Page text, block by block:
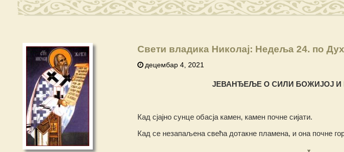
Свети владика Николај: Недеља 24. по
децембар 4, 2021
ЈЕВАНЂЕЉЕ О СИЛИ БОЖИЈОЈ И
Кад сјајно сунце обасја камен, камен почне сијати.
Кад се незапаљена свећа дотакне пламена, и она почне